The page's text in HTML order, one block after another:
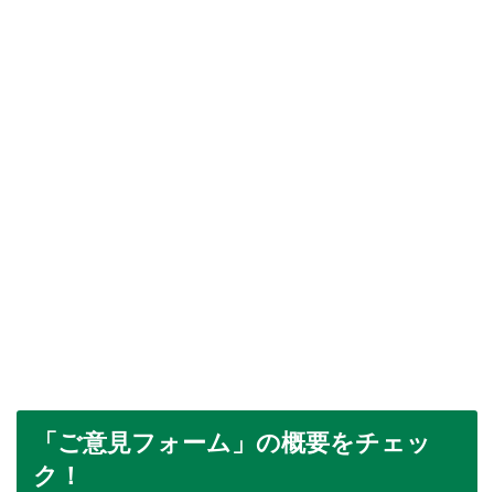
「ご意見フォーム」の概要をチェッ
ク！